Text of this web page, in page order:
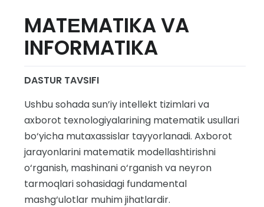
MATЕMATIKA VA
INFORMATIKA
DASTUR TAVSIFI
Ushbu sohada sun’iy intellekt tizimlari va
axborot texnologiyalarining matematik usullari
bo‘yicha mutaxassislar tayyorlanadi. Axborot
jarayonlarini matematik modellashtirishni
o‘rganish, mashinani o‘rganish va neyron
tarmoqlari sohasidagi fundamental
mashg‘ulotlar muhim jihatlardir.